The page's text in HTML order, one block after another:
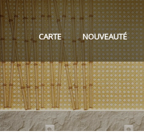
CARTE NOUVEAUTÉ